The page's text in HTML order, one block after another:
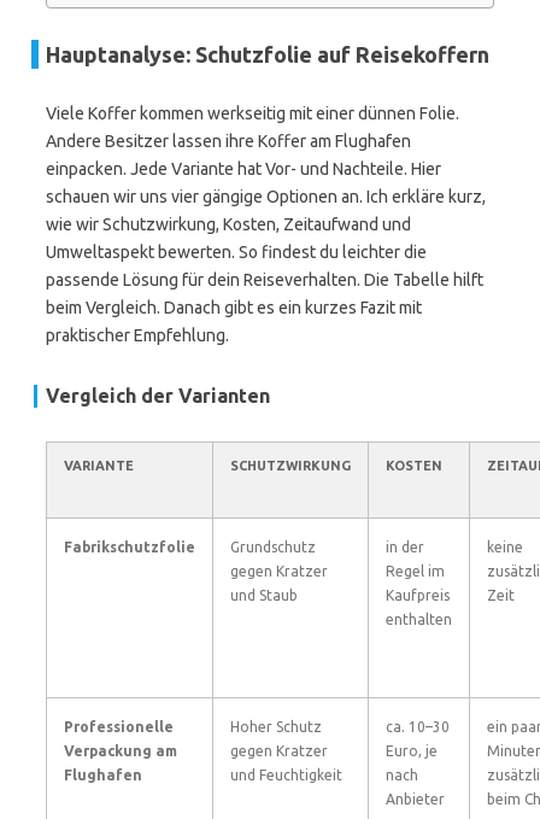
Hauptanalyse: Schutzfolie auf Reisekoffern
Viele Koffer kommen werkseitig mit einer dünnen Folie.
Andere Besitzer lassen ihre Koffer am Flughafen
einpacken. Jede Variante hat Vor- und Nachteile. Hier
schauen wir uns vier gängige Optionen an. Ich erkläre kurz,
wie wir Schutzwirkung, Kosten, Zeitaufwand und
Umweltaspekt bewerten. So findest du leichter die
passende Lösung für dein Reiseverhalten. Die Tabelle hilft
beim Vergleich. Danach gibt es ein kurzes Fazit mit
praktischer Empfehlung.
Vergleich der Varianten
VARIANTE SCHUTZWIRKUNG KOSTEN
Fabrikschutzfolie
Grundschutz
gegen Kratzer
und Staub
in der
Regel im
Kaufpreis
enthalten
keine
Zeit
Professionelle
Verpackung am
Flughafen
Hoher Schutz
gegen Kratzer
und Feuchtigkeit
ca. 10–30
Euro, je
nach
Anbieter
ein
beim